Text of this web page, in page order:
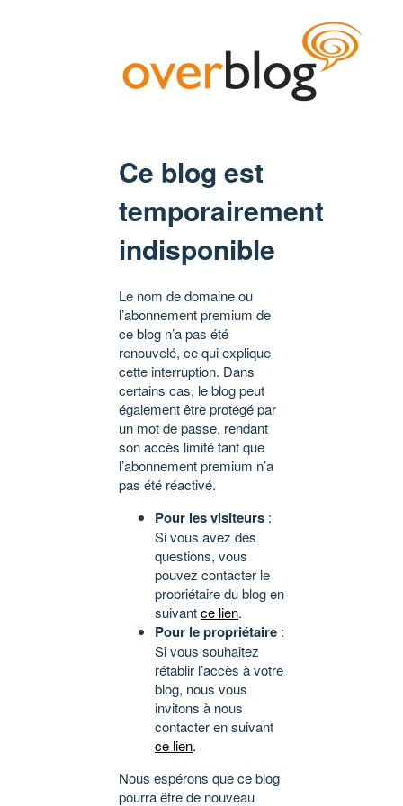
Ce blog est
temporairement
indisponible
Le nom de domaine ou
l’abonnement premium de
ce blog n’a pas été
renouvelé, ce qui explique
cette interruption. Dans
certains cas, le blog peut
également être protégé par
un mot de passe, rendant
son accès limité tant que
l’abonnement premium n’a
pas été réactivé.
Pour les visiteurs :
Si vous avez des
questions, vous
pouvez contacter le
propriétaire du blog en
suivantce lien.
Pour le propriétaire :
Si vous souhaitez
rétablir l’accès à votre
blog, nous vous
invitons à nous
contacter en suivant
ce lien.
Nous espérons que ce blog
pourra être de nouveau